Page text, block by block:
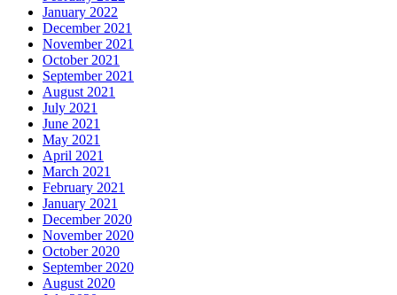
January 2022
December 2021
November 2021
October 2021
September 2021
August 2021
July 2021
June 2021
May 2021
April 2021
March 2021
February 2021
January 2021
December 2020
November 2020
October 2020
September 2020
August 2020